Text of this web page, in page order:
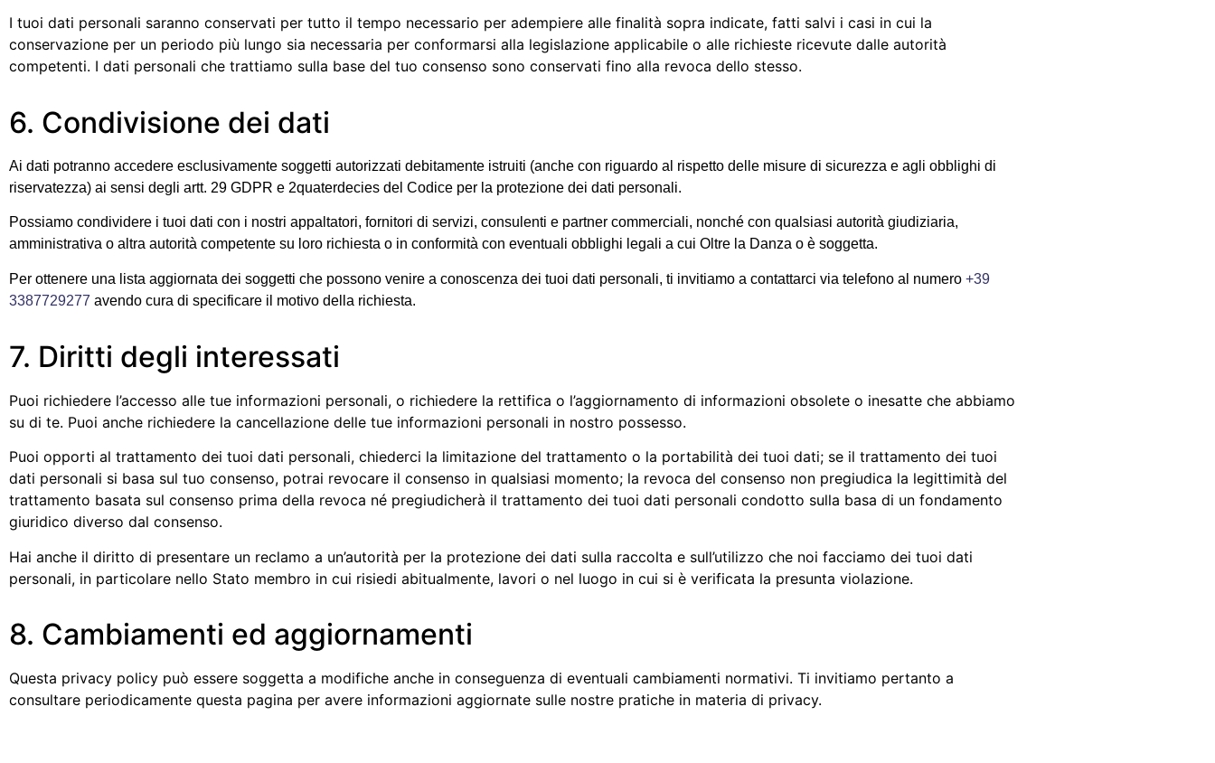
I tuoi dati personali saranno conservati per tutto il tempo necessario per adempiere alle finalità sopra indicate, fatti salvi i casi in cui la
conservazione per un periodo più lungo sia necessaria per conformarsi alla legislazione applicabile o alle richieste ricevute dalle autorità
competenti. I dati personali che trattiamo sulla base del tuo consenso sono conservati fino alla revoca dello stesso.
6. Condivisione dei dati
Ai dati potranno accedere esclusivamente soggetti autorizzati debitamente istruiti (anche con riguardo al rispetto delle misure di sicurezza e agli obblighi di
riservatezza) ai sensi degli artt. 29 GDPR e 2quaterdecies del Codice per la protezione dei dati personali.
Possiamo condividere i tuoi dati con i nostri appaltatori, fornitori di servizi, consulenti e partner commerciali, nonché con qualsiasi autorità giudiziaria,
amministrativa o altra autorità competente su loro richiesta o in conformità con eventuali obblighi legali a cui Oltre la Danza o è soggetta.
Per ottenere una lista aggiornata dei soggetti che possono venire a conoscenza dei tuoi dati personali, ti invitiamo a contattarci via telefono al numero +39
3387729277 avendo cura di specificare il motivo della richiesta.
7. Diritti degli interessati
Puoi richiedere l’accesso alle tue informazioni personali, o richiedere la rettifica o l’aggiornamento di informazioni obsolete o inesatte che abbiamo
su di te. Puoi anche richiedere la cancellazione delle tue informazioni personali in nostro possesso.
Puoi opporti al trattamento dei tuoi dati personali, chiederci la limitazione del trattamento o la portabilità dei tuoi dati; se il trattamento dei tuoi
dati personali si basa sul tuo consenso, potrai revocare il consenso in qualsiasi momento; la revoca del consenso non pregiudica la legittimità del
trattamento basata sul consenso prima della revoca né pregiudicherà il trattamento dei tuoi dati personali condotto sulla basa di un fondamento
giuridico diverso dal consenso.
Hai anche il diritto di presentare un reclamo a un’autorità per la protezione dei dati sulla raccolta e sull’utilizzo che noi facciamo dei tuoi dati
personali, in particolare nello Stato membro in cui risiedi abitualmente, lavori o nel luogo in cui si è verificata la presunta violazione.
8. Cambiamenti ed aggiornamenti
Questa privacy policy può essere soggetta a modifiche anche in conseguenza di eventuali cambiamenti normativi. Ti invitiamo pertanto a
consultare periodicamente questa pagina per avere informazioni aggiornate sulle nostre pratiche in materia di privacy.